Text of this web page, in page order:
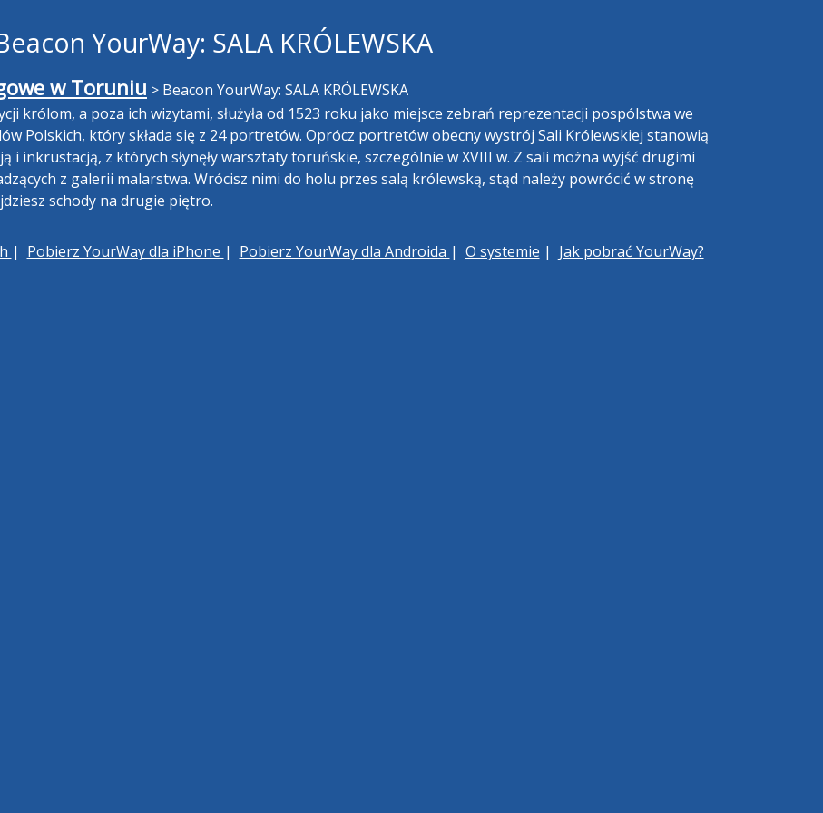
YourWay: SALA KRÓLEWSKA
w Toruniu > Beacon YourWay: SALA KRÓLEWSKA
królom, a poza ich wizytami, służyła od 1523 roku jako miejsce zebrań reprezentacji pospólstwa we
Polskich, który składa się z 24 portretów. Oprócz portretów obecny wystrój Sali Królewskiej stanowią
inkrustacją, z których słynęły warsztaty toruńskie, szczególnie w XVIII w. Z sali można wyjść drugimi
z galerii malarstwa. Wrócisz nimi do holu przes salą królewską, stąd należy powrócić w stronę
schody na drugie piętro.
| Pobierz YourWay dla iPhone | Pobierz YourWay dla Androida | O systemie | Jak pobrać YourWay?